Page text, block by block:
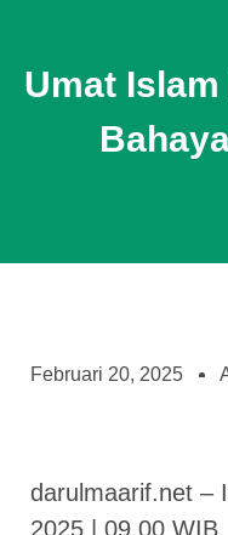
Umat
Februari 20, 2025
darulmaarif.net –
2025 | 09.00 WIB